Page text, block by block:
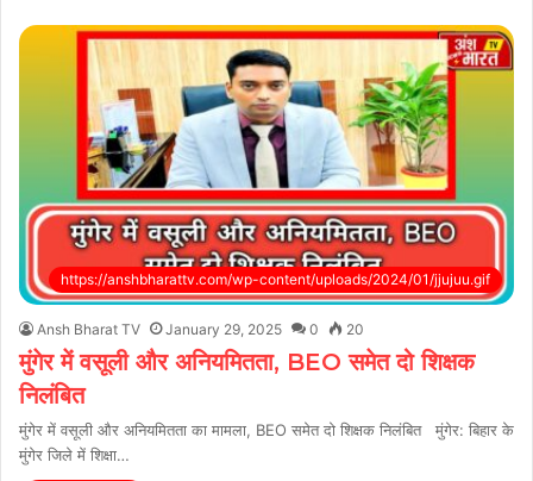
https://anshbharattv.com/wp-content/uploads/2024/01/jjujuu.gif
Ansh Bharat TV January 29, 2025 0 20
मुंगेर में वसूली और अनियमितता, BEO समेत दो शिक्षक
निलंबित
मुंगेर में वसूली और अनियमितता का मामला, BEO समेत दो शिक्षक निलंबित मुंगेर: बिहार के
मुंगेर जिले में शिक्षा…